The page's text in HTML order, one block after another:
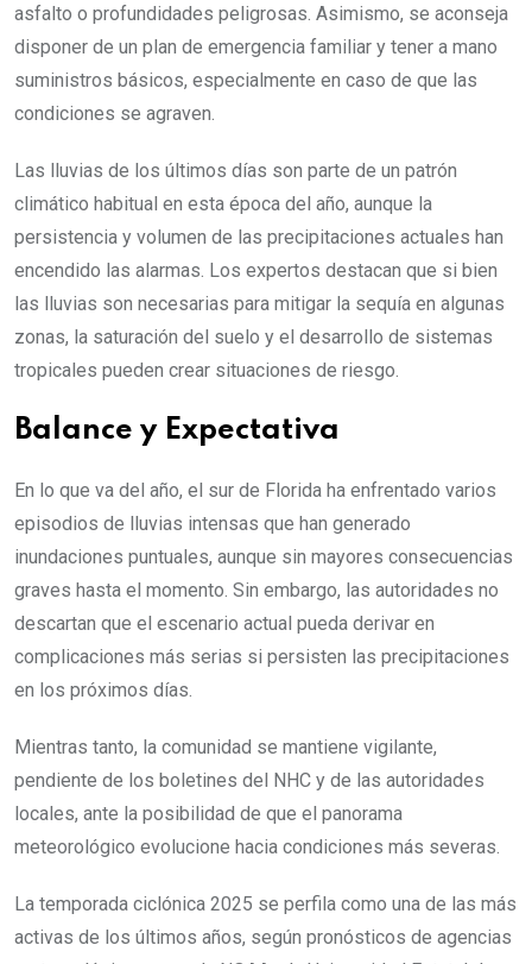
asfalto o profundidades peligrosas. Asimismo, se aconseja
disponer de un plan de emergencia familiar y tener a mano
suministros básicos, especialmente en caso de que las
condiciones se agraven.
Las lluvias de los últimos días son parte de un patrón
climático habitual en esta época del año, aunque la
persistencia y volumen de las precipitaciones actuales han
encendido las alarmas. Los expertos destacan que si bien
las lluvias son necesarias para mitigar la sequía en algunas
zonas, la saturación del suelo y el desarrollo de sistemas
tropicales pueden crear situaciones de riesgo.
Balance y Expectativa
En lo que va del año, el sur de Florida ha enfrentado varios
episodios de lluvias intensas que han generado
inundaciones puntuales, aunque sin mayores consecuencias
graves hasta el momento. Sin embargo, las autoridades no
descartan que el escenario actual pueda derivar en
complicaciones más serias si persisten las precipitaciones
en los próximos días.
Mientras tanto, la comunidad se mantiene vigilante,
pendiente de los boletines del NHC y de las autoridades
locales, ante la posibilidad de que el panorama
meteorológico evolucione hacia condiciones más severas.
La temporada ciclónica 2025 se perfila como una de las más
activas de los últimos años, según pronósticos de agencias